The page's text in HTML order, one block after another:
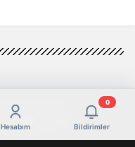
Hesabım Bildirimler
0